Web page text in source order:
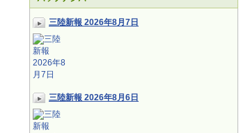
三陸新報 2026年8月7日
三陸新報 2026年8月6日